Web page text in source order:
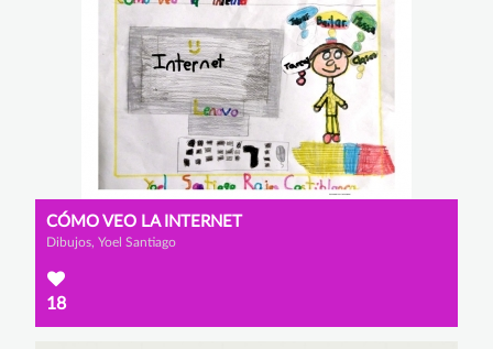
CÓMO VEO LA INTERNET
Dibujos, Yoel Santiago
18